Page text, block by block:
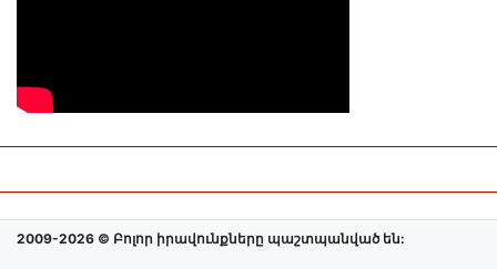
2009-2026 © Բոլոր իրավունքները պաշտպանված են: